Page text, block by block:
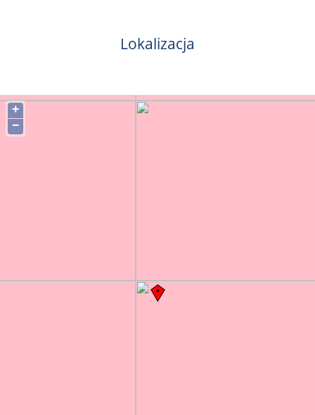
Lokalizacja
+
−